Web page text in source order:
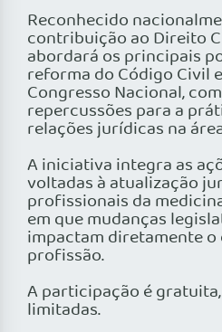
Reconhecido
contribuição ao Direito
abordará os principais
reforma do Código Civil
Congresso Nacional,
repercussões para a
relações jurídicas na
A iniciativa integra as
voltadas à atualização
profissionais da
em que mudanças
impactam diretamente
profissão.
A participação é
limitadas.